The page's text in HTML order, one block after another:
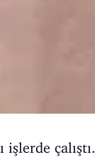
çalıştı.